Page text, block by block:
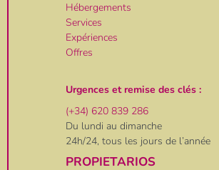
Hébergements
Services
Expériences
Offres
Urgences et remise des clés :
(+34) 620 839 286
Du lundi au dimanche
24h/24, tous les jours de l’année
PROPIETARIOS